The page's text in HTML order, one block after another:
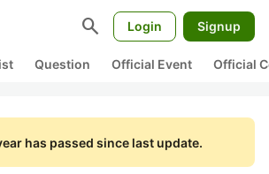
search Login Signup
Question Official Event Official
has passed since last update.